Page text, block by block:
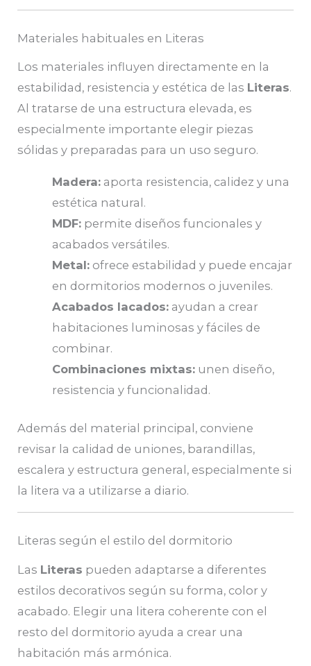
Materiales habituales en Literas
Los materiales influyen directamente en la
estabilidad, resistencia y estética de las Literas.
Al tratarse de una estructura elevada, es
especialmente importante elegir piezas
sólidas y preparadas para un uso seguro.
Madera:aporta resistencia, calidez y una
estética natural.
MDF:permite diseños funcionales y
acabados versátiles.
Metal:ofrece estabilidad y puede encajar
en dormitorios modernos o juveniles.
Acabados lacados:ayudan a crear
habitaciones luminosas y fáciles de
combinar.
Combinaciones mixtas:unen diseño,
resistencia y funcionalidad.
Además del material principal, conviene
revisar la calidad de uniones, barandillas,
escalera y estructura general, especialmente si
la litera va a utilizarse a diario.
Literas según el estilo del dormitorio
Las Literas pueden adaptarse a diferentes
estilos decorativos según su forma, color y
acabado. Elegir una litera coherente con el
resto del dormitorio ayuda a crear una
habitación más armónica.